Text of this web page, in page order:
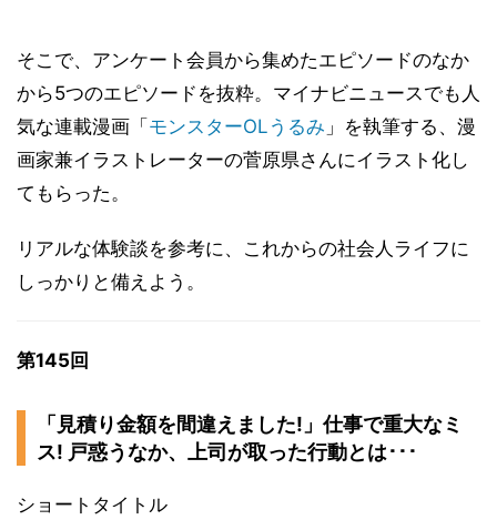
そこで、アンケート会員から集めたエピソードのなか
から5つのエピソードを抜粋。マイナビニュースでも人
気な連載漫画「 モンスターOLうるみ 」を執筆する、漫
画家兼イラストレーターの菅原県さんにイラスト化し
てもらった。
リアルな体験談を参考に、これからの社会人ライフに
しっかりと備えよう。
第145回
「見積り金額を間違えました!」仕事で重大なミ
ス! 戸惑うなか、上司が取った行動とは･･･
ショートタイトル